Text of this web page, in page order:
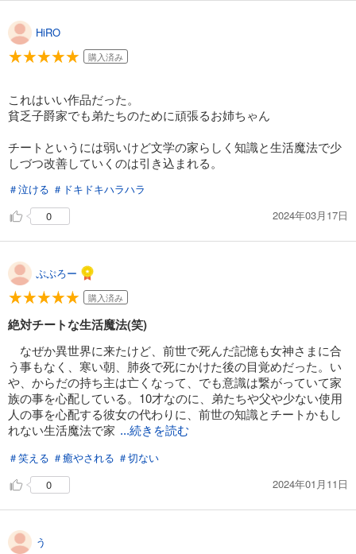
HiRO
購入済み
これはいい作品だった。
貧乏子爵家でも弟たちのために頑張るお姉ちゃん
チートというには弱いけど文学の家らしく知識と生活魔法で少
しづつ改善していくのは引き込まれる。
＃泣ける ＃ドキドキハラハラ
0
2024年03月17日
ぷぷろー
購入済み
絶対チートな生活魔法(笑)
なぜか異世界に来たけど、前世で死んだ記憶も女神さまに合
う事もなく、寒い朝、肺炎で死にかけた後の目覚めだった。い
や、からだの持ち主は亡くなって、でも意識は繋がっていて家
族の事を心配している。10才なのに、弟たちや父や少ない使用
人の事を心配する彼女の代わりに、前世の知識とチートかもし
れない生活魔法で家 ...続きを読む
＃笑える ＃癒やされる ＃切ない
0
2024年01月11日
う